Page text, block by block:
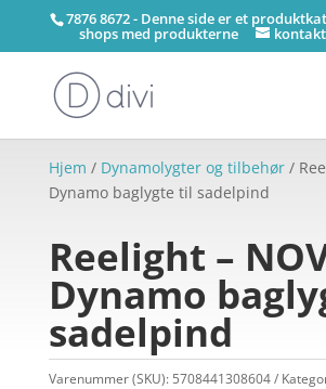
7876 8672 - Denne side er et
shops med produkterne
Hjem / Dynamolygter og tilbehør/
Dynamo baglygte til sadelpind
Reelight –
Dynamo
sadelpind
Varenummer (SKU): 5708441308604